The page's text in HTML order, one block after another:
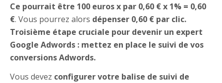
Ce pourrait être 100 euros x par 0,60 € x 1% = 0,60
€. Vous pourrez alors dépenser 0,60 € par clic.
Troisième étape cruciale pour devenir un expert
Google Adwords : mettez en place le suivi de vos
conversions Adwords.
Vous devez configurer votre balise de suivi de